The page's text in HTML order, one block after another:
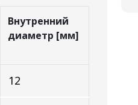
Внутренний
диаметр [мм]
12